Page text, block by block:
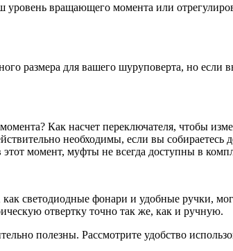
уровень вращающего момента или
размера для вашего шуруповерта, но
Как насчет переключателя, чтобы
необходимы, если вы
момент, муфты не всегда доступны в
светодиодные фонари и удобные ручки,
отвертку точно так же, как и ручную.
полезны. Рассмотрите удобство